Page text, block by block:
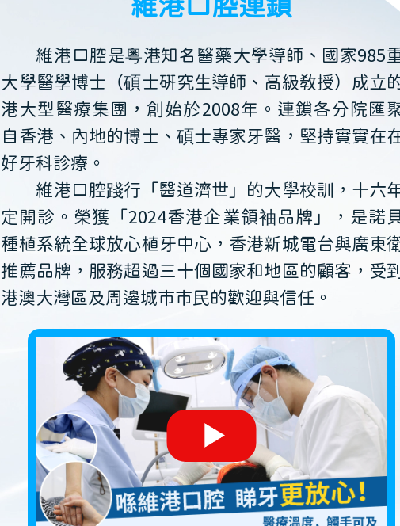
維港口腔連鎖
維港口腔是粵港知名醫藥大學導師、國家985
大學醫學博士（碩士研究生導師、高級教授）成立
港大型醫療集團，創始於2008年。連鎖各分院匯
自香港、內地的博士、碩士專家牙醫，堅持實實在
好牙科診療。
維港口腔踐行「醫道濟世」的大學校訓，十六
定開診。榮獲「2024香港企業領袖品牌」，是諾
種植系統全球放心植牙中心，香港新城電台與廣東
推薦品牌，服務超過三十個國家和地區的顧客，受
港澳大灣區及周邊城市市民的歡迎與信任。